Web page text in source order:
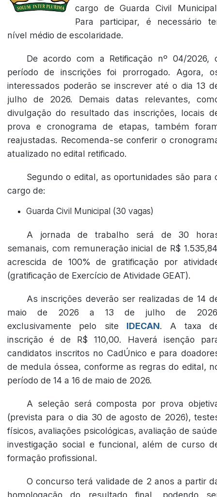
cargo de Guarda Civil
Para participar, é necessário
nível médio de escolaridade.
De acordo com a Retificação nº 04/2026,
período de inscrições foi prorrogado. Agora,
interessados poderão se inscrever até o dia 13
julho de 2026. Demais datas relevantes,
divulgação do resultado das inscrições, locais
prova e cronograma de etapas, também
reajustadas. Recomenda-se conferir o
atualizado no edital retificado.
Segundo o edital, as oportunidades são para
cargo de:
Guarda Civil Municipal (30 vagas)
A jornada de trabalho será de 30
semanais, com remuneração inicial de R$
acrescida de 100% de gratificação por
(gratificação de Exercício de Atividade GEAT).
As inscrições deverão ser realizadas de 14
maio de 2026 a 13 de julho de
exclusivamente pelo site IDECAN. A taxa
inscrição é de R$ 110,00. Haverá isenção
candidatos inscritos no CadÚnico e para
de medula óssea, conforme as regras do edital,
período de 14 a 16 de maio de 2026.
A seleção será composta por prova
(prevista para o dia 30 de agosto de 2026),
físicos, avaliações psicológicas, avaliação de
investigação social e funcional, além de curso
formação profissional.
O concurso terá validade de 2 anos a partir
homologação do resultado final, podendo